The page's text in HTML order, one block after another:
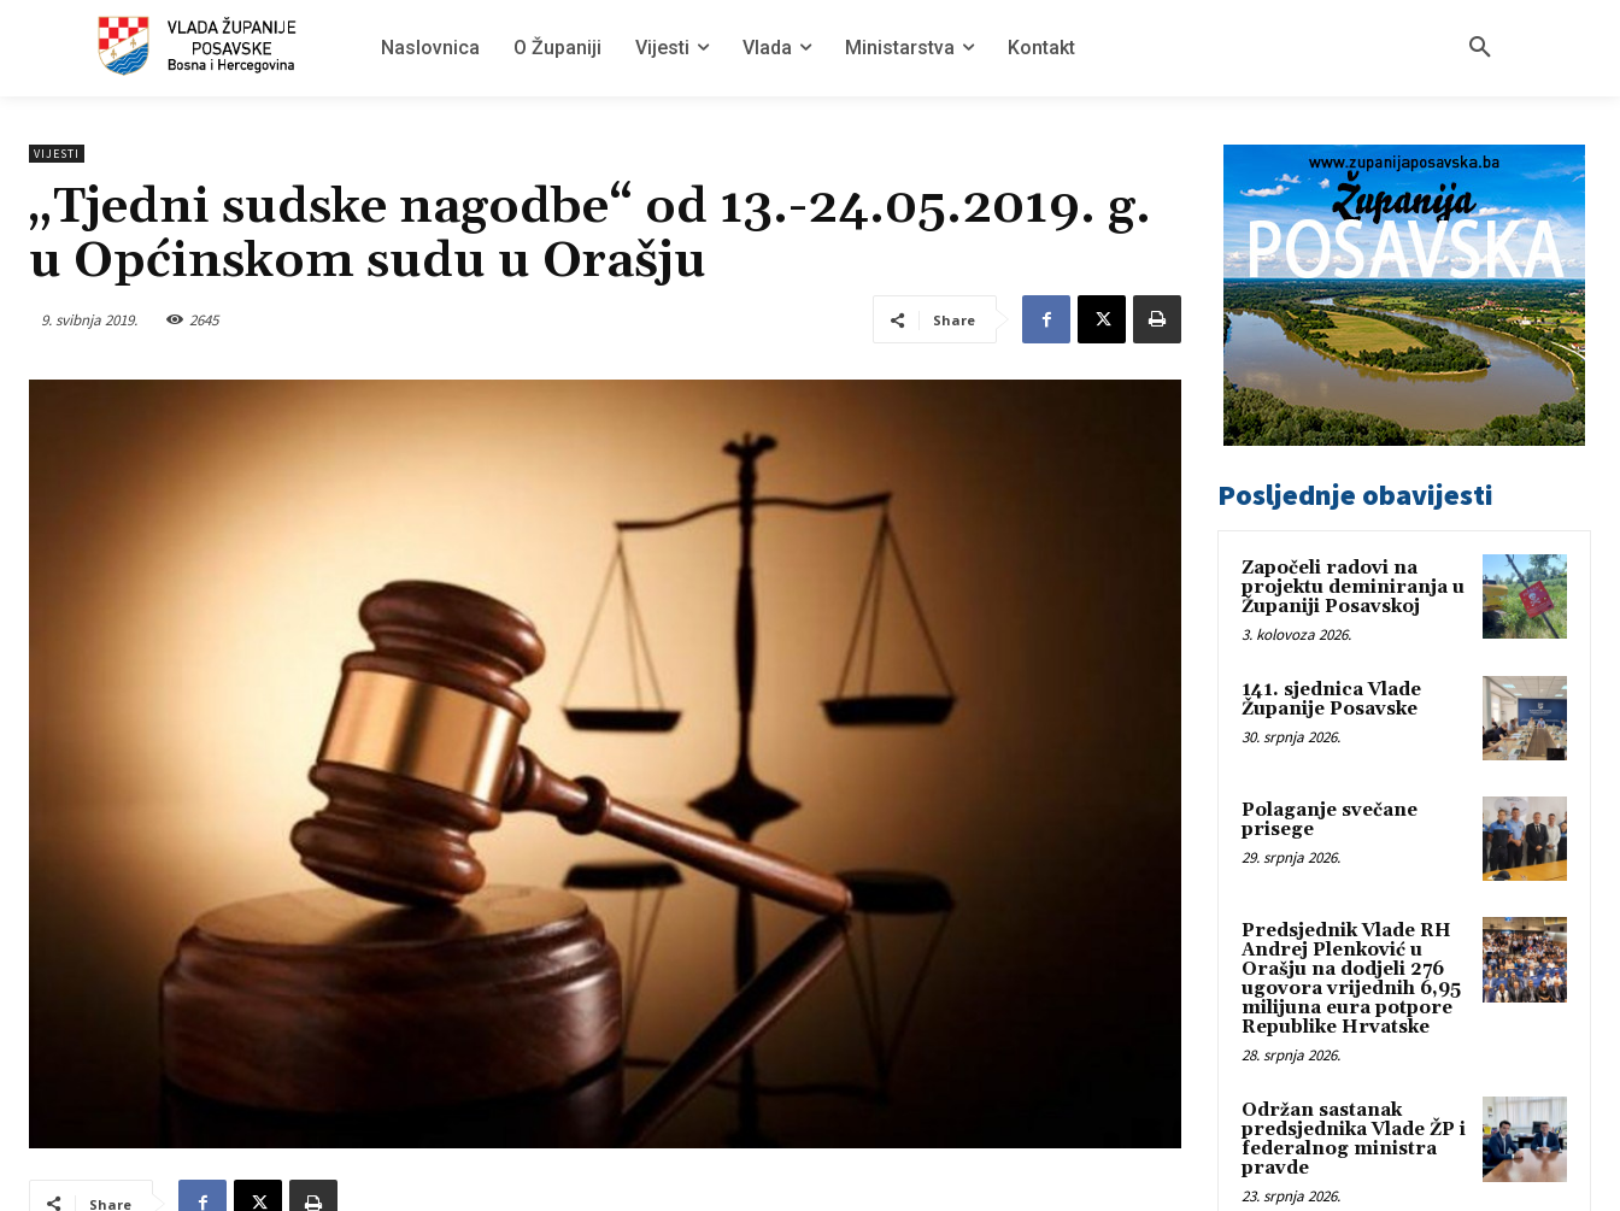
Naslovnica O Županiji Vijesti Vlada Ministarstva Kontakt
VIJESTI
„Tjedni sudske nagodbe“ od 13.-24.05.2019. g.
u Općinskom sudu u Orašju
9. svibnja 2019. 2645 Share
Share
Posljednje obavijesti
Započeli radovi na
projektu deminiranja u
Županiji Posavskoj
3. kolovoza 2026.
141. sjednica Vlade
Županije Posavske
30. srpnja 2026.
Polaganje svečane
prisege
29. srpnja 2026.
Predsjednik Vlade RH
Andrej Plenković u
Orašju na dodjeli 276
ugovora vrijednih 6,95
milijuna eura potpore
Republike Hrvatske
28. srpnja 2026.
Održan sastanak
predsjednika Vlade ŽP i
federalnog ministra
pravde
23. srpnja 2026.